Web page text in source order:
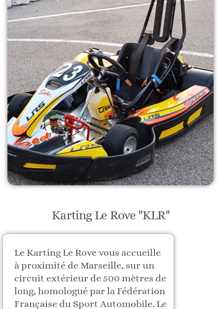
Karting Le Rove "KLR"
Le Karting Le Rove vous accueille
à proximité de Marseille, sur un
circuit extérieur de 500 mètres de
long, homologué par la Fédération
Française du Sport Automobile. Le